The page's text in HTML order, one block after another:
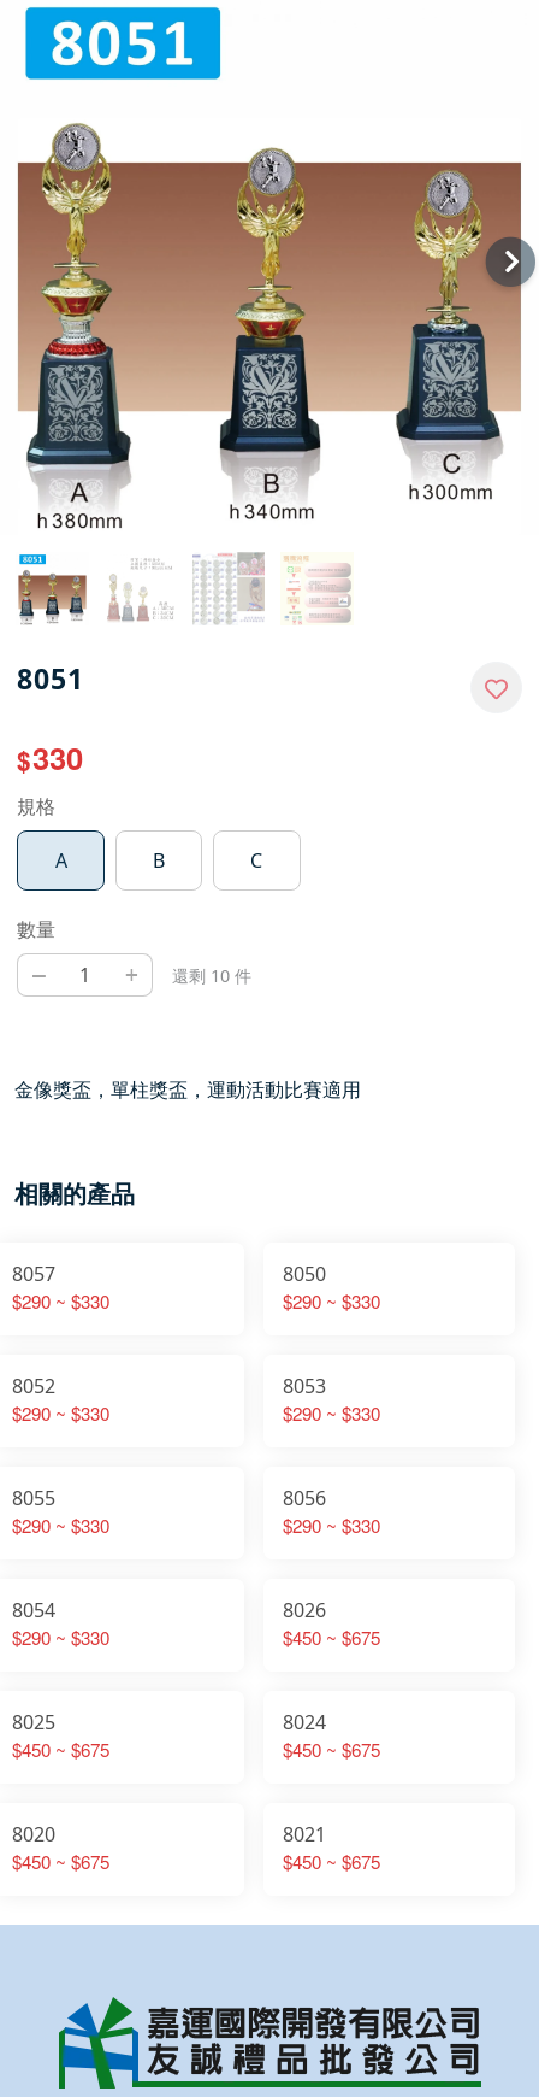
8051
$330
規格
A B C
數量
– + 還剩 10 件
金像獎盃，單柱獎盃，運動活動比賽適用
相關的產品
8057
$290 ~ $330
8050
$290 ~ $330
8052
$290 ~ $330
8053
$290 ~ $330
8055
$290 ~ $330
8056
$290 ~ $330
8054
$290 ~ $330
8026
$450 ~ $675
8025
$450 ~ $675
8024
$450 ~ $675
8020
$450 ~ $675
8021
$450 ~ $675